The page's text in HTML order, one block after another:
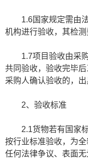
1.6国家规定需由法
机构进行验收，其检测
1.7项目验收由采购
共同验收，验收完毕
采购人确认验收的，出
2、验收标准
2.1货物若有国家标
按行业标准验收，为
任何法律争议、表面